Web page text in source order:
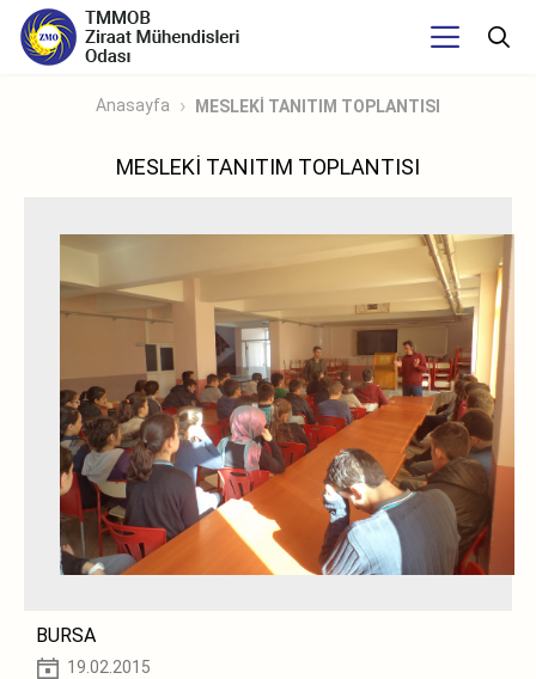
Anasayfa MESLEKİ TANITIM TOPLANTISI
MESLEKİ TANITIM TOPLANTISI
BURSA
19.02.2015